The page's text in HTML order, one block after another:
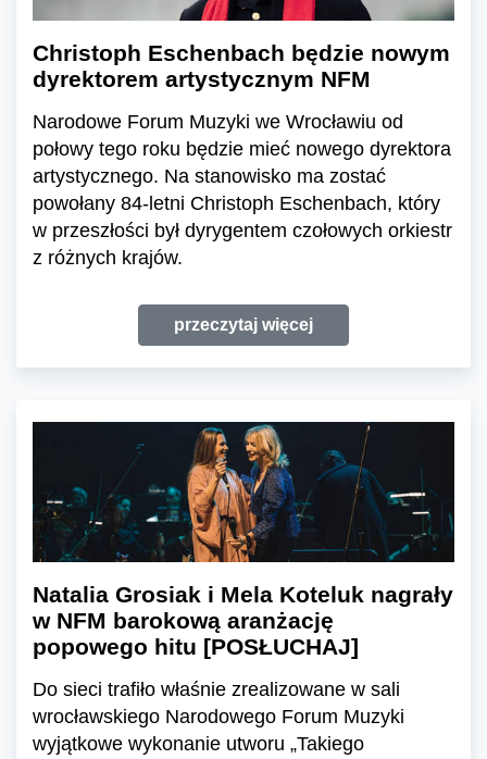
Christoph Eschenbach będzie nowym
dyrektorem artystycznym NFM
Narodowe Forum Muzyki we Wrocławiu od
połowy tego roku będzie mieć nowego dyrektora
artystycznego. Na stanowisko ma zostać
powołany 84-letni Christoph Eschenbach, który
w przeszłości był dyrygentem czołowych orkiestr
z różnych krajów.
przeczytaj więcej
Natalia Grosiak i Mela Koteluk nagrały
w NFM barokową aranżację
popowego hitu [POSŁUCHAJ]
Do sieci trafiło właśnie zrealizowane w sali
wrocławskiego Narodowego Forum Muzyki
wyjątkowe wykonanie utworu „Takiego